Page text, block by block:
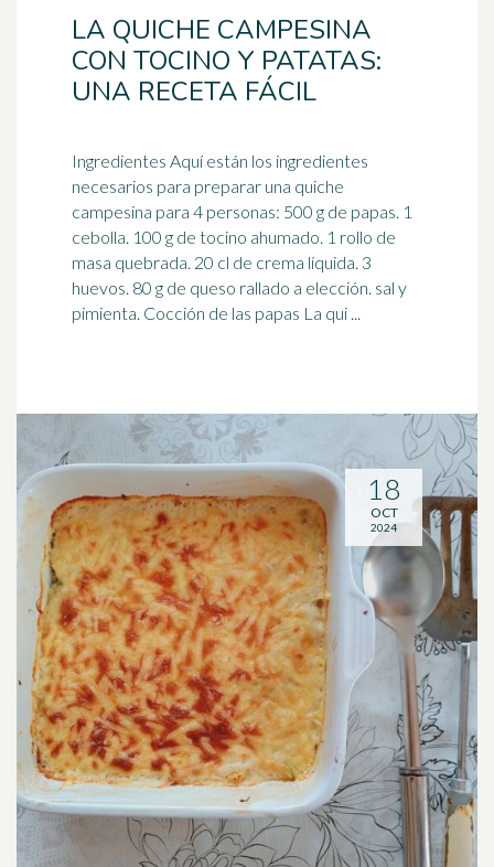
LA QUICHE CAMPESINA
CON TOCINO Y PATATAS:
UNA RECETA FÁCIL
Ingredientes Aquí están los ingredientes
necesarios para preparar una quiche
campesina para 4 personas: 500 g de papas. 1
cebolla. 100 g de tocino ahumado. 1 rollo de
masa quebrada. 20 cl de crema líquida. 3
huevos. 80 g de queso rallado a elección. sal y
pimienta. Cocción de las papas La qui ...
18
OCT
2024